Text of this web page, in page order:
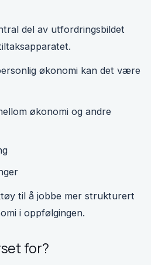
del av utfordringsbildet
økonomi kan det være
økonomi og andre
til å jobbe mer strukturert
i oppfølgingen.
for?